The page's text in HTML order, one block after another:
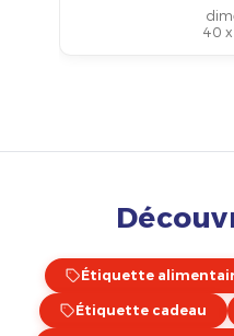
40
Étiquette
Étiquette cadeau